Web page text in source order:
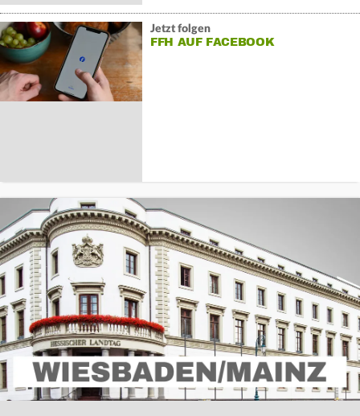
Jetzt folgen
FFH AUF FACEBOOK